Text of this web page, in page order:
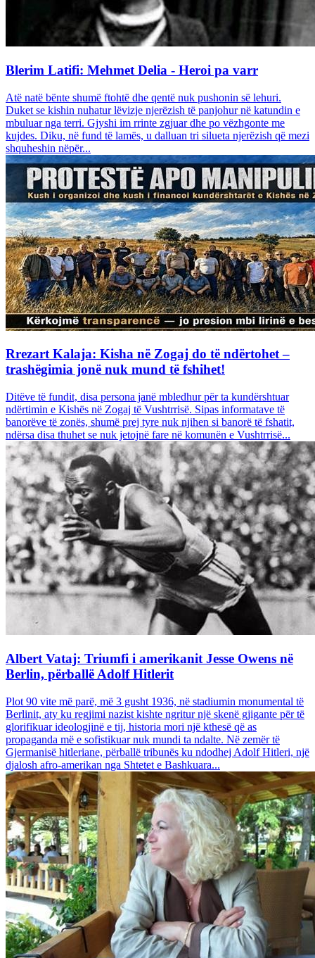
Blerim Latifi: Mehmet Delia - Heroi pa varr
Atë natë bënte shumë ftohtë dhe qentë nuk pushonin së lehuri.
Duket se kishin nuhatur lëvizje njerëzish të panjohur në katundin e
mbuluar nga terri. Gjyshi im rrinte zgjuar dhe po vëzhgonte me
kujdes. Diku, në fund të lamës, u dalluan tri silueta njerëzish që mezi
shquheshin nëpër...
Rrezart Kalaja: Kisha në Zogaj do të ndërtohet –
trashëgimia jonë nuk mund të fshihet!
Ditëve të fundit, disa persona janë mbledhur për ta kundërshtuar
ndërtimin e Kishës në Zogaj të Vushtrrisë. Sipas informatave të
banorëve të zonës, shumë prej tyre nuk njihen si banorë të fshatit,
ndërsa disa thuhet se nuk jetojnë fare në komunën e Vushtrrisë...
Albert Vataj: Triumfi i amerikanit Jesse Owens në
Berlin, përballë Adolf Hitlerit
Plot 90 vite më parë, më 3 gusht 1936, në stadiumin monumental të
Berlinit, aty ku regjimi nazist kishte ngritur një skenë gjigante për të
glorifikuar ideologjinë e tij, historia mori një kthesë që as
propaganda më e sofistikuar nuk mundi ta ndalte. Në zemër të
Gjermanisë hitleriane, përballë tribunës ku ndodhej Adolf Hitleri, një
djalosh afro-amerikan nga Shtetet e Bashkuara...